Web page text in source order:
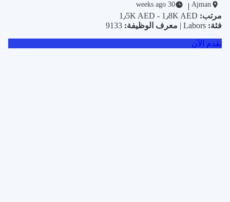
Ajman
|
30 weeks ago
مرتب:
فئة:
معرف الوظيفة:
تقدم الآن